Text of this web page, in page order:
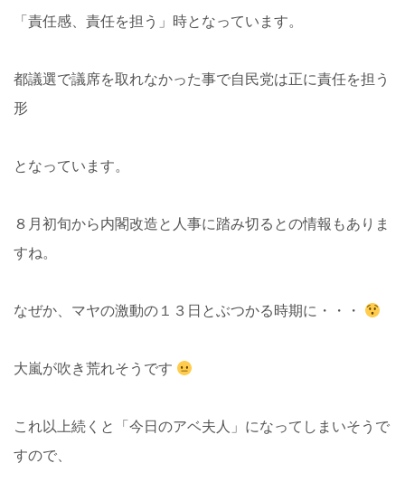
「責任感、責任を担う」時となっています。
都議選で議席を取れなかった事で自民党は正に責任を担う
形
となっています。
８月初旬から内閣改造と人事に踏み切るとの情報もありま
すね。
なぜか、マヤの激動の１３日とぶつかる時期に・・・
大嵐が吹き荒れそうです
これ以上続くと「今日のアベ夫人」になってしまいそうで
すので、